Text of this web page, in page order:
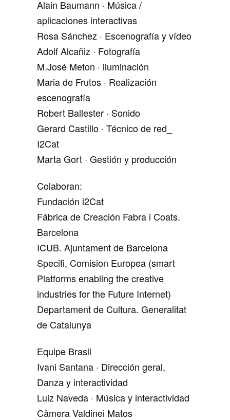
Alain Baumann · Música /
aplicaciones interactivas
Rosa Sánchez · Escenografía y vídeo
Adolf Alcañiz · Fotografía
M.José Meton · iluminación
Maria de Frutos · Realización
escenografía
Robert Ballester · Sonido
Gerard Castillo · Técnico de red_
I2Cat
Marta Gort · Gestión y producción
Colaboran:
Fundación i2Cat
Fábrica de Creación Fabra i Coats.
Barcelona
ICUB. Ajuntament de Barcelona
Specifi, Comision Europea (smart
Platforms enabling the creative
industries for the Future Internet)
Departament de Cultura. Generalitat
de Catalunya
Equipe Brasil
Ivani Santana · Dirección geral,
Danza y interactividad
Luiz Naveda · Música y interactividad
Câmera Valdinei Matos